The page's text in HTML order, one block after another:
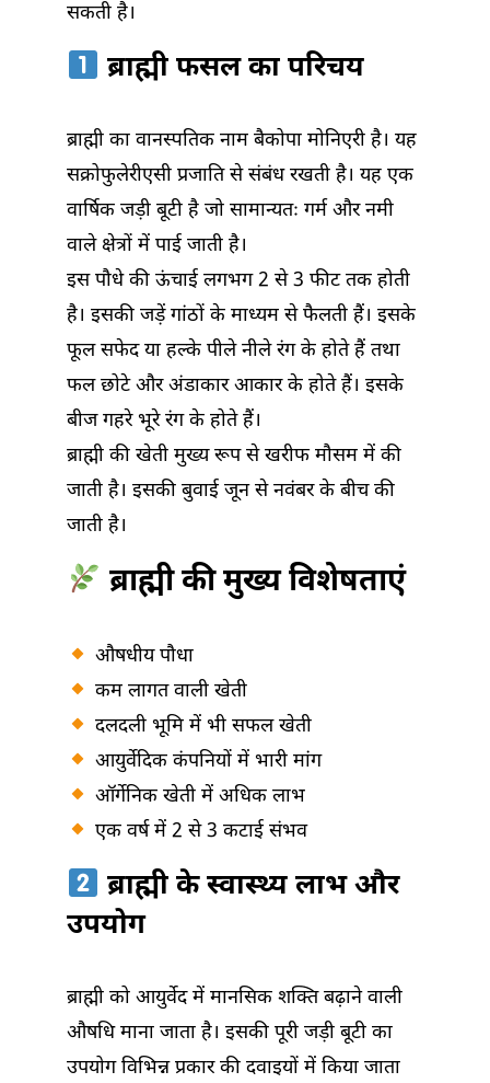
सकती है।
ब्राह्मी फसल का परिचय
ब्राह्मी का वानस्पतिक नाम बैकोपा मोनिएरी है। यह
सक्रोफुलेरीएसी प्रजाति से संबंध रखती है। यह एक
वार्षिक जड़ी बूटी है जो सामान्यतः गर्म और नमी
वाले क्षेत्रों में पाई जाती है।
इस पौधे की ऊंचाई लगभग 2 से 3 फीट तक होती
है। इसकी जड़ें गांठों के माध्यम से फैलती हैं। इसके
फूल सफेद या हल्के पीले नीले रंग के होते हैं तथा
फल छोटे और अंडाकार आकार के होते हैं। इसके
बीज गहरे भूरे रंग के होते हैं।
ब्राह्मी की खेती मुख्य रूप से खरीफ मौसम में की
जाती है। इसकी बुवाई जून से नवंबर के बीच की
जाती है।
ब्राह्मी की मुख्य विशेषताएं
औषधीय पौधा
कम लागत वाली खेती
दलदली भूमि में भी सफल खेती
आयुर्वेदिक कंपनियों में भारी मांग
ऑर्गेनिक खेती में अधिक लाभ
एक वर्ष में 2 से 3 कटाई संभव
ब्राह्मी के स्वास्थ्य लाभ और
उपयोग
ब्राह्मी को आयुर्वेद में मानसिक शक्ति बढ़ाने वाली
औषधि माना जाता है। इसकी पूरी जड़ी बूटी का
उपयोग विभिन्न प्रकार की दवाइयों में किया जाता